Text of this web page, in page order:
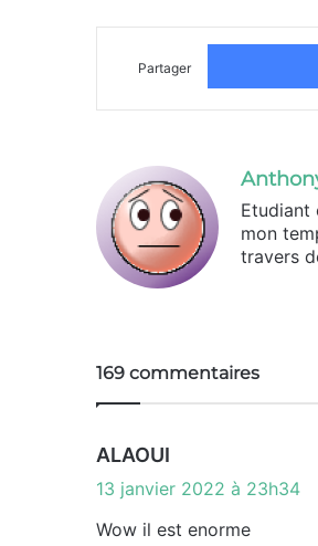
Partager
Etudiant
mon
travers
169 commentaires
ALAOUI
i
13 janvier 2022 à 23h34
Wow il est enorme